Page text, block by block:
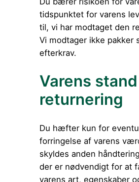
tidspunktet for varens
til, vi har modtaget den
Vi modtager ikke pakker
efterkrav.
Varens
returnering
Du hæfter kun for
forringelse af varens
skyldes anden
der er nødvendigt for at
varens art, egenskaber